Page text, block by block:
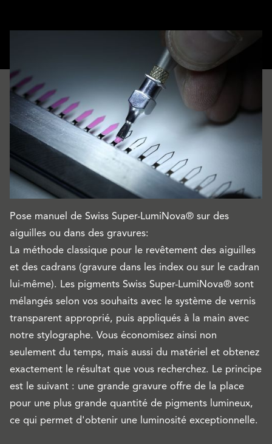
Pose manuel de Swiss Super-LumiNova® sur des
aiguilles ou dans des gravures:
La méthode classique pour le revêtement des aiguilles
et des cadrans (gravure dans les index ou sur le cadran
lui-même). Les pigments Swiss Super-LumiNova® sont
mélangés selon vos souhaits avec le système de vernis
transparent approprié, puis appliqués à la main avec
notre stylographe. Vous économisez ainsi non
seulement du temps, mais aussi du matériel et obtenez
exactement le résultat que vous recherchez. Le principe
est le suivant : une grande gravure offre de la place
pour une plus grande quantité de pigments lumineux,
ce qui permet d'obtenir une luminosité exceptionnelle.